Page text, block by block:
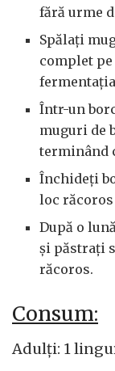
fără urme
Spălați
complet
Într-un
muguri de
terminând
Închideți
loc
După o
și păstrați
răcoros.
Consum:
Adulți: 1